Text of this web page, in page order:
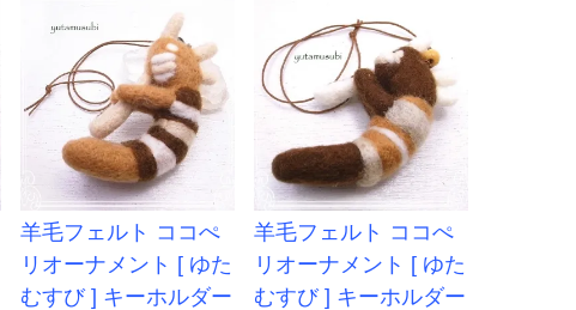
羊毛フェルト ココぺ
リオーナメント [ ゆた
むすび ] キーホルダー
羊毛フェルト ココぺ
リオーナメント [ ゆた
むすび ] キーホルダー